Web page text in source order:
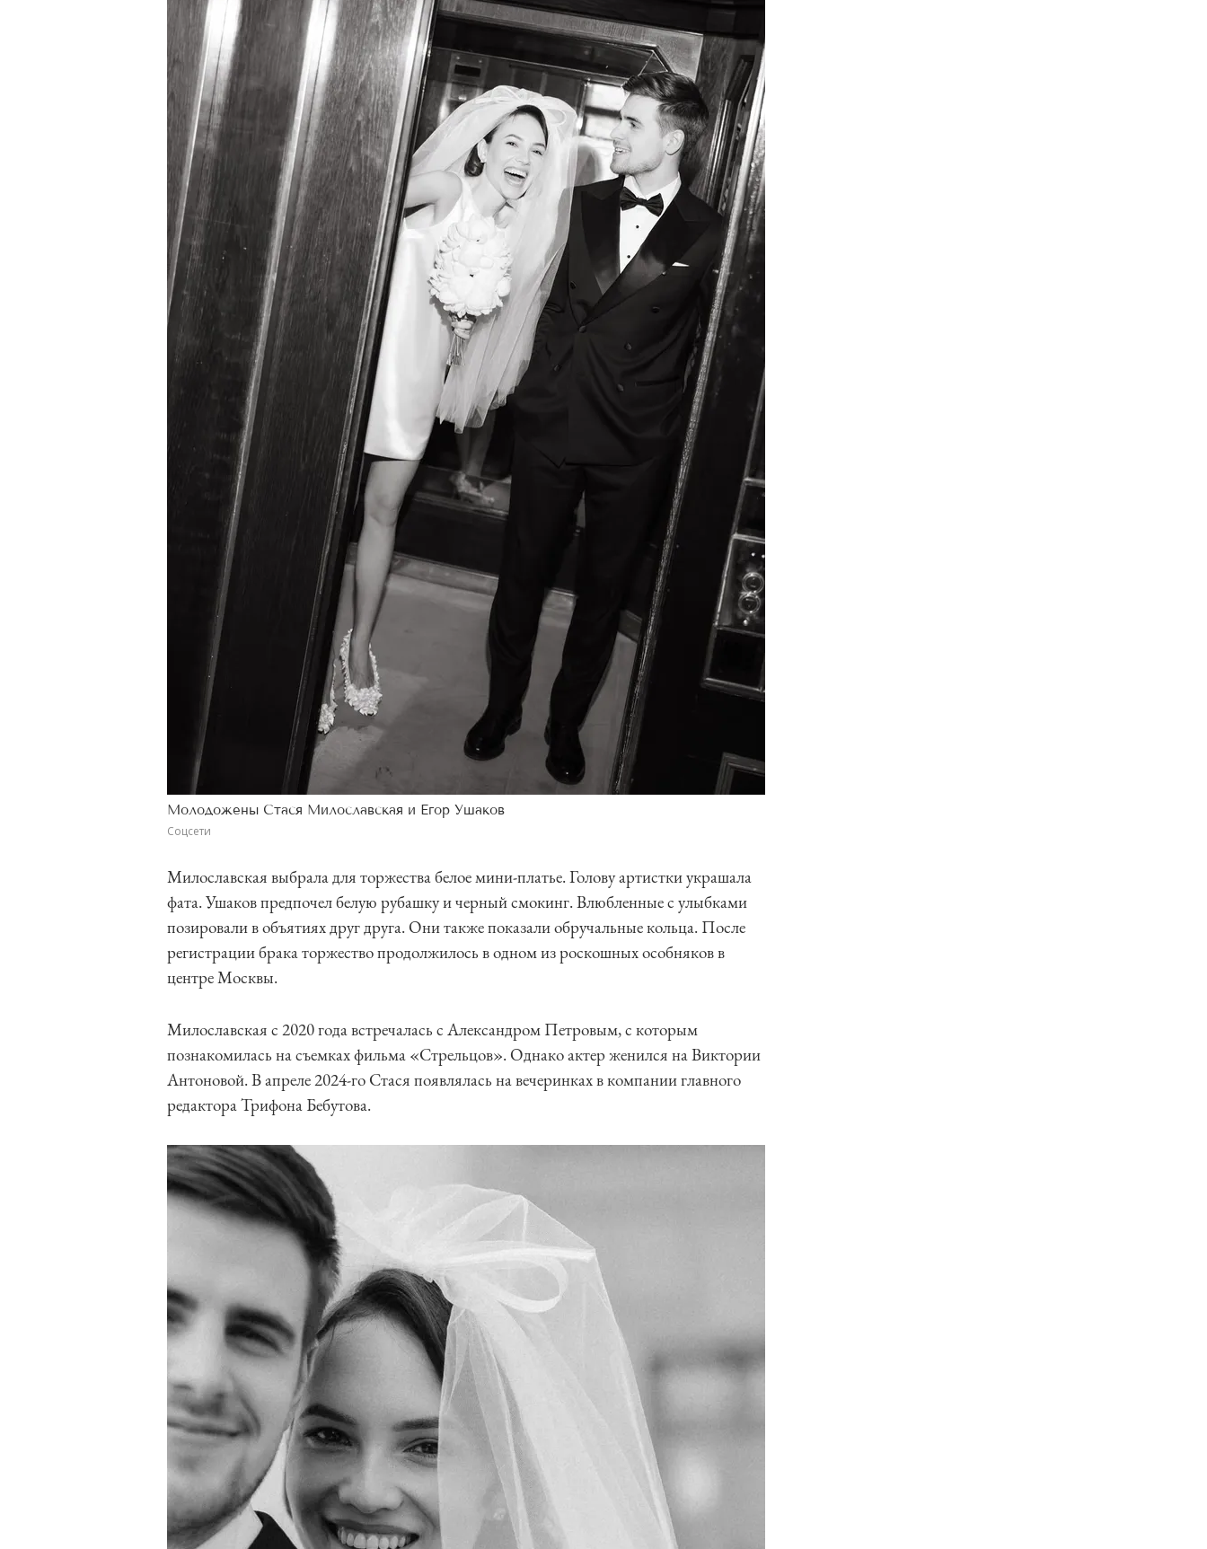
Молодожены Стася Милославская и Егор Ушаков
Соцсети
Милославская выбрала для торжества белое мини-платье. Голову артистки украшала
фата. Ушаков предпочел белую рубашку и черный смокинг. Влюбленные с улыбками
позировали в объятиях друг друга. Они также показали обручальные кольца. После
регистрации брака торжество продолжилось в одном из роскошных особняков в
центре Москвы.
Милославская с 2020 года встречалась с Александром Петровым, с которым
познакомилась на съемках фильма «Стрельцов». Однако актер женился на Виктории
Антоновой. В апреле 2024-го Стася появлялась на вечеринках в компании главного
редактора Трифона Бебутова.